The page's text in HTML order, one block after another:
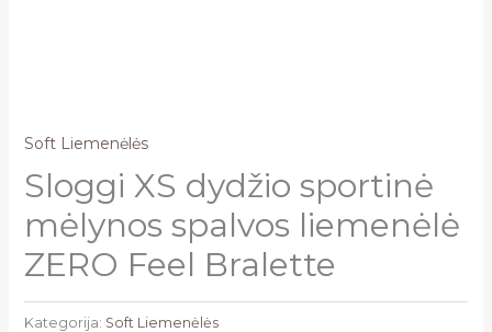
Soft Liemenėlės
Sloggi XS dydžio sportinė
mėlynos spalvos liemenėlė
ZERO Feel Bralette
Kategorija: Soft Liemenėlės